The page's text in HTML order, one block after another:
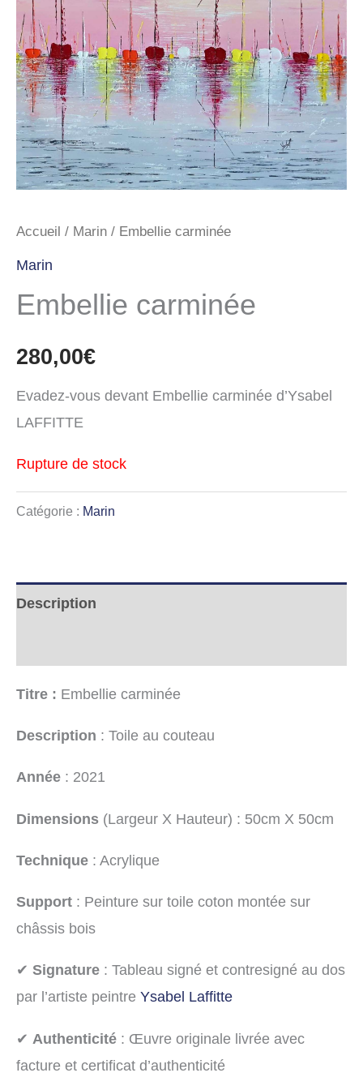
Accueil / Marin / Embellie carminée
Marin
Embellie carminée
280,00€
Evadez-vous devant Embellie carminée d’Ysabel
LAFFITTE
Rupture de stock
Catégorie : Marin
Description
Titre : Embellie carminée
Description : Toile au couteau
Année : 2021
Dimensions (Largeur X Hauteur) : 50cm X 50cm
Technique : Acrylique
Support : Peinture sur toile coton montée sur
châssis bois
✔ Signature : Tableau signé et contresigné au dos
par l’artiste peintre Ysabel Laffitte
✔ Authenticité : Œuvre originale livrée avec
facture et certificat d’authenticité